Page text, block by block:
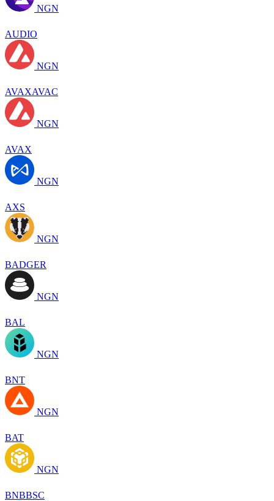
NGN
AUDIO
NGN
AVAXAVAC
NGN
AVAX
NGN
AXS
NGN
BADGER
NGN
BAL
NGN
BNT
NGN
BAT
NGN
BNBBSC